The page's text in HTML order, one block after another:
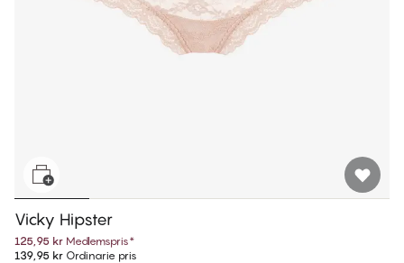
Vicky Hipster
125,95 kr Medlemspris*
139,95 kr Ordinarie pris